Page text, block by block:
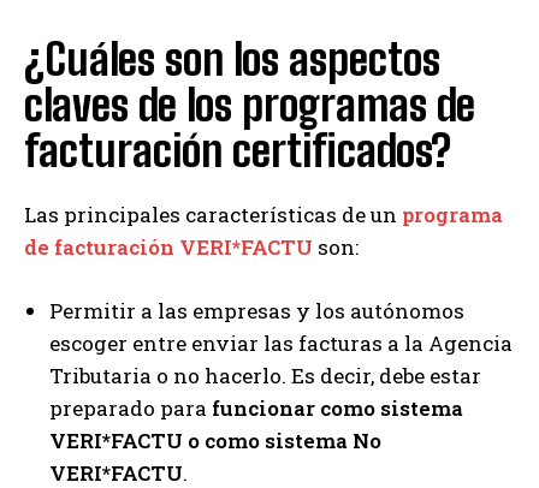
¿Cuáles son los aspectos
claves de los programas de
facturación certificados?
Las principales características de un programa
de facturación VERI*FACTU son:
Permitir a las empresas y los autónomos
escoger entre enviar las facturas a la Agencia
Tributaria o no hacerlo. Es decir, debe estar
preparado para funcionar como sistema
VERI*FACTU o como sistema No
VERI*FACTU.